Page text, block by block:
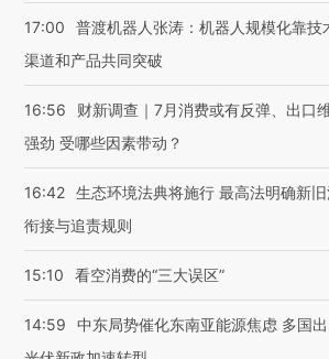
17:00
普渡机器人张涛：机器人规模化靠技
渠道和产品共同突破
16:56
财新调查｜7月消费或有反弹、出口
强劲 受哪些因素带动？
16:42 生态环境法典将施行 最高法明确新
衔接与追责规则
15:10 看空消费的“三大误区”
14:59
中东局势催化东南亚能源焦虑 多国